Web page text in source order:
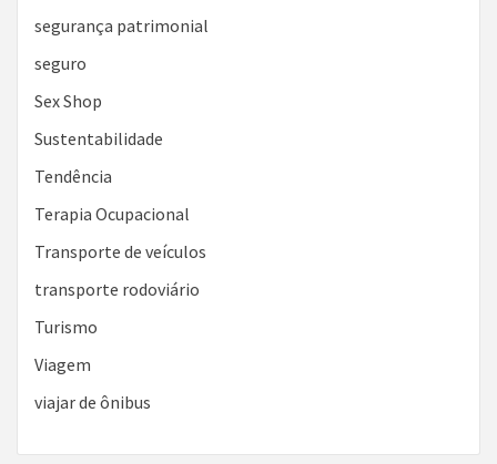
segurança patrimonial
seguro
Sex Shop
Sustentabilidade
Tendência
Terapia Ocupacional
Transporte de veículos
transporte rodoviário
Turismo
Viagem
viajar de ônibus